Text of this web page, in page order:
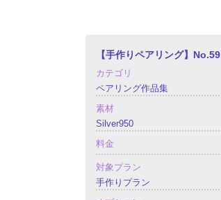
【手作りペアリング】No.59
カテゴリ
ペアリング作品集
素材
Silver950
料金
対象プラン
手作りプラン